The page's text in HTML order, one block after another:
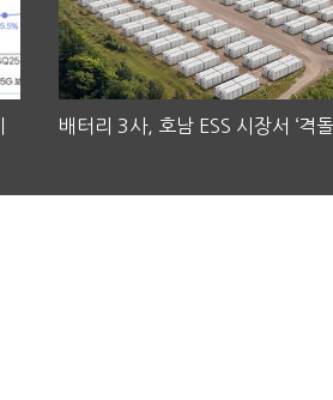
배터리 3사, 호남 ESS 시장서 ‘격돌